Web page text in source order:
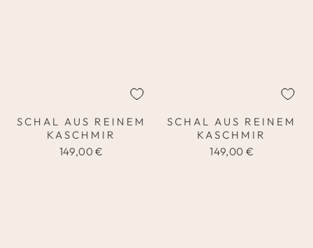
SCHAL AUS REINEM
KASCHMIR
149,00 €
SCHAL AUS REINEM
KASCHMIR
149,00 €